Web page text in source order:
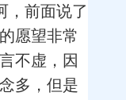
，前面说了
愿望非常
不虚，因
多，但是